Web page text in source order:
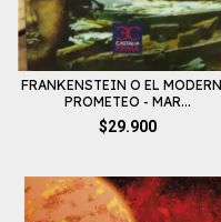
FRANKENSTEIN O EL
PROMETEO - MAR...
$29.900